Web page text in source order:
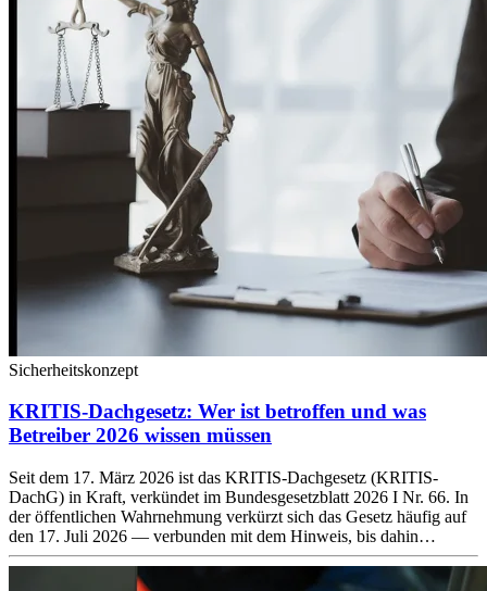
Sicherheitskonzept
KRITIS-Dachgesetz: Wer ist betroffen und was
Betreiber 2026 wissen müssen
Seit dem 17. März 2026 ist das KRITIS-Dachgesetz (KRITIS-
DachG) in Kraft, verkündet im Bundesgesetzblatt 2026 I Nr. 66. In
der öffentlichen Wahrnehmung verkürzt sich das Gesetz häufig auf
den 17. Juli 2026 — verbunden mit dem Hinweis, bis dahin…